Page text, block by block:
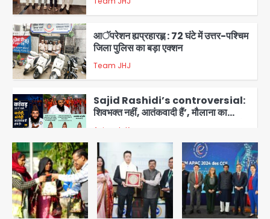
3
4
आॅपरेशन ह्यप्रहारह्ण : 72 घंटे में उत्तर-पश्चिम
जिला पुलिस का बड़ा एक्शन
Team JHJ
Sajid Rashidi’s controversial:
शिवभक्त नहीं, आतंकवादी हैं’, मौलाना का
कांवड़ियों पर विवादित बयान, BJP विधायक ने
Avinash Kumar